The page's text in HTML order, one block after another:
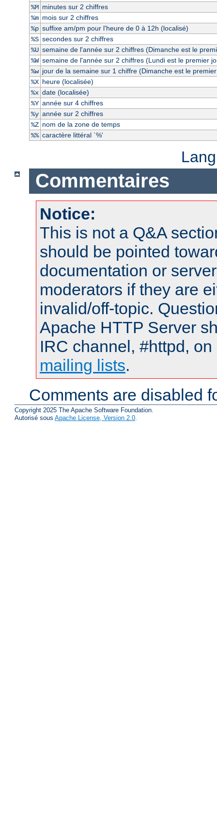
%M minutes sur 2 chiffres
%m mois sur 2 chiffres
%p suffixe am/pm pour l'heure de 0 à 12h (localisé)
%S secondes sur 2 chiffres
%U semaine de l'année sur 2 chiffres (Dimanche est le
%W semaine de l'année sur 2 chiffres (Lundi est le premier
%w jour de la semaine sur 1 chiffre (Dimanche est le
%X heure (localisée)
%x date (localisée)
%Y année sur 4 chiffres
%y année sur 2 chiffres
%Z nom de la zone de temps
%% caractère littéral `%'
Commentaires
Notice:
This is not a Q&A
should be pointed
documentation or
moderators if they are
invalid/off-topic.
Apache HTTP Server
IRC channel, #httpd,
mailing lists.
Comments are disabled
Copyright 2025 The Apache Software Foundation.
Autorisé sous Apache License, Version 2.0